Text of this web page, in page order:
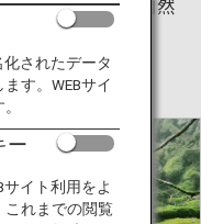
されたデータ
す。WEBサイ
ー
イト利用をよ
これまでの閲覧